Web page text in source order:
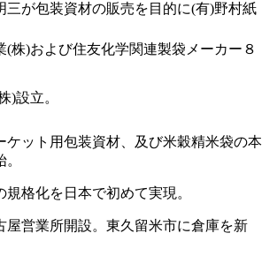
三が包装資材の販売を目的に(有)野村紙
(株)および住友化学関連製袋メーカー８
)設立。
ケット用包装資材、及び米穀精米袋の本
規格化を日本で初めて実現。
屋営業所開設。東久留米市に倉庫を新